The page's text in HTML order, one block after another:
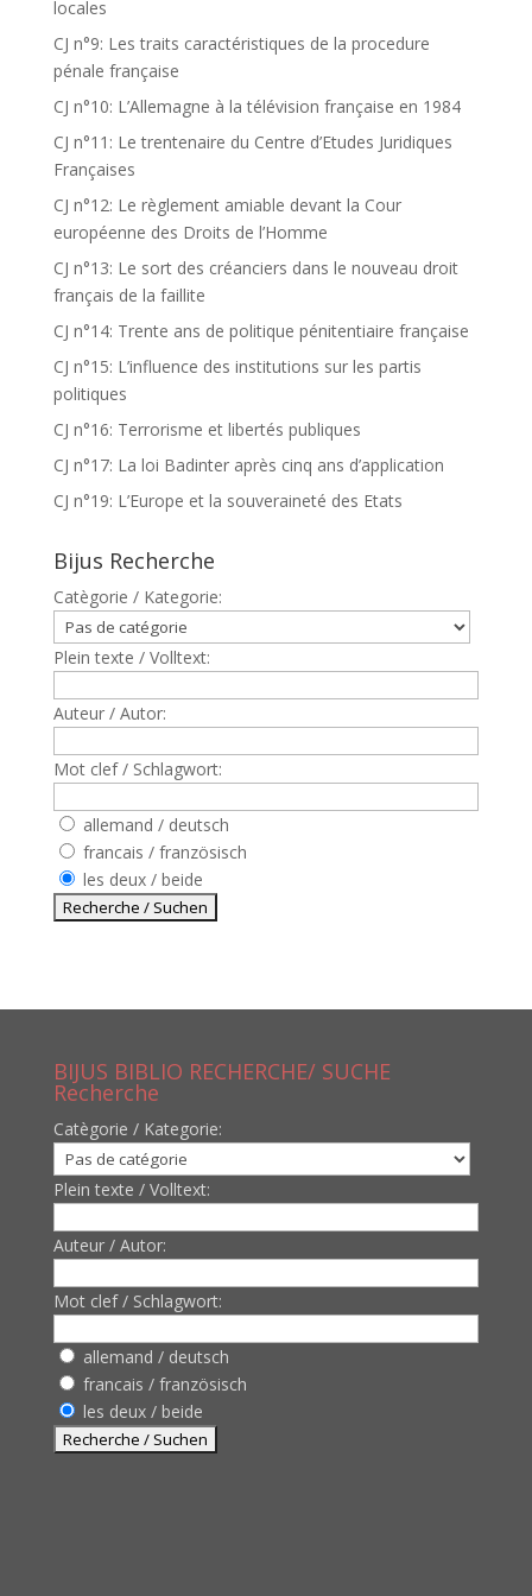
locales
CJ n°9: Les traits caractéristiques de la procedure
pénale française
CJ n°10: L’Allemagne à la télévision française en 1984
CJ n°11: Le trentenaire du Centre d’Etudes Juridiques
Françaises
CJ n°12: Le règlement amiable devant la Cour
européenne des Droits de l’Homme
CJ n°13: Le sort des créanciers dans le nouveau droit
français de la faillite
CJ n°14: Trente ans de politique pénitentiaire française
CJ n°15: L’influence des institutions sur les partis
politiques
CJ n°16: Terrorisme et libertés publiques
CJ n°17: La loi Badinter après cinq ans d’application
CJ n°19: L’Europe et la souveraineté des Etats
Bijus Recherche
Catègorie / Kategorie:
Plein texte / Volltext:
Auteur / Autor:
Mot clef / Schlagwort:
allemand / deutsch
francais / französisch
les deux / beide
BIJUS BIBLIO RECHERCHE/ SUCHE
Recherche
Catègorie / Kategorie:
Plein texte / Volltext:
Auteur / Autor:
Mot clef / Schlagwort:
allemand / deutsch
francais / französisch
les deux / beide